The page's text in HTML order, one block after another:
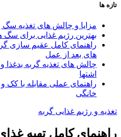
تازه ها
مزایا و چالش‌ های تغذیه سگ
بهترین رژیم غذایی برای
راهنمای کامل عقیم سازی
های بعد از عمل
چالش‌ های تغذیه گربه بدغذا
اشتها
راهنمای عملی مقابله با کک
خانگی
تغذیه و رژیم غذایی گربه
راهنمای کامل تهیه